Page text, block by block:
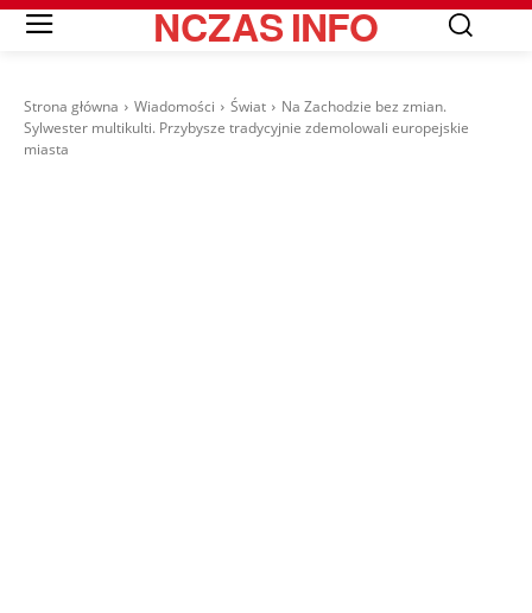
NCZASINFO
Strona główna Wiadomości Świat
Na Zachodzie bez zmian.
Sylwester multikulti. Przybysze tradycyjnie zdemolowali europejskie
miasta